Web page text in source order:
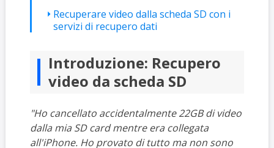
Recuperare video dalla scheda SD con i
servizi di recupero dati
Introduzione: Recupero
video da scheda SD
"Ho cancellato accidentalmente 22GB di video
dalla mia SD card mentre era collegata
all'iPhone. Ho provato di tutto ma non sono